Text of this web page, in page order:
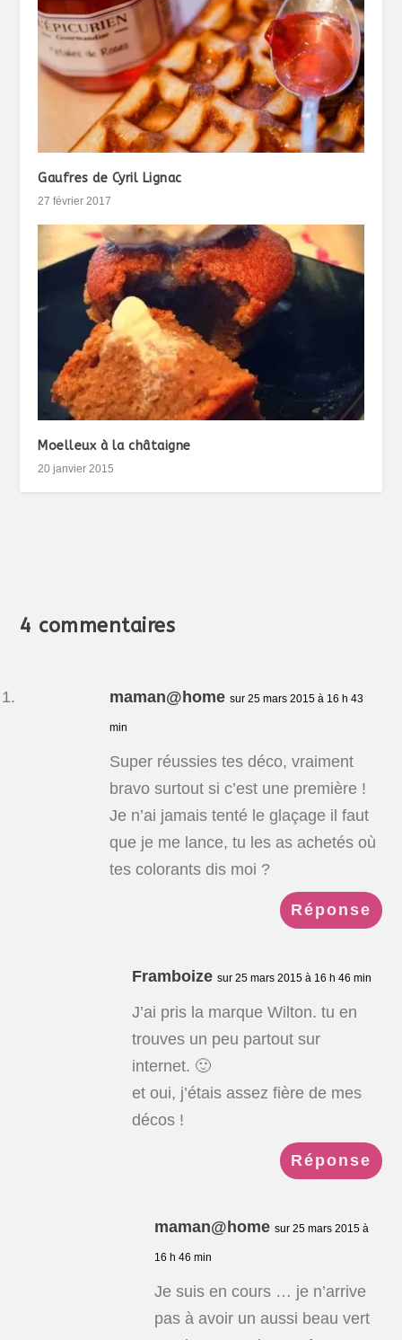
Gaufres de Cyril Lignac
27 février 2017
Moelleux à la châtaigne
20 janvier 2015
4 commentaires
maman@home sur 25 mars 2015 à 16 h 43
min
Super réussies tes déco, vraiment
bravo surtout si c’est une première !
Je n’ai jamais tenté le glaçage il faut
que je me lance, tu les as achetés où
tes colorants dis moi ?
Réponse
Framboize sur 25 mars 2015 à 16 h 46 min
J’ai pris la marque Wilton. tu en
trouves un peu partout sur
internet. 🙂
et oui, j’étais assez fière de mes
décos !
Réponse
maman@home sur 25 mars 2015 à
16 h 46 min
Je suis en cours … je n’arrive
pas à avoir un aussi beau vert